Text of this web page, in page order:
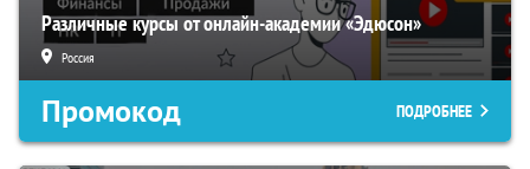
Различные курсы от онлайн-академии «Эдюсон»
Россия
Промокод ПОДРОБНЕЕ